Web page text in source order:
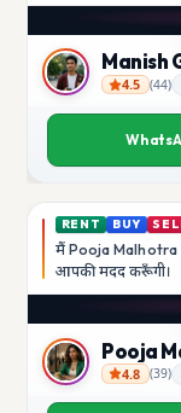
Manish Gupta
Manish
4.5 (44)
RENT BUY
मैं Pooja Malhotra
आपकी मददकरूँगी।
Pooja Malhotra
Pooja
4.8 (39)